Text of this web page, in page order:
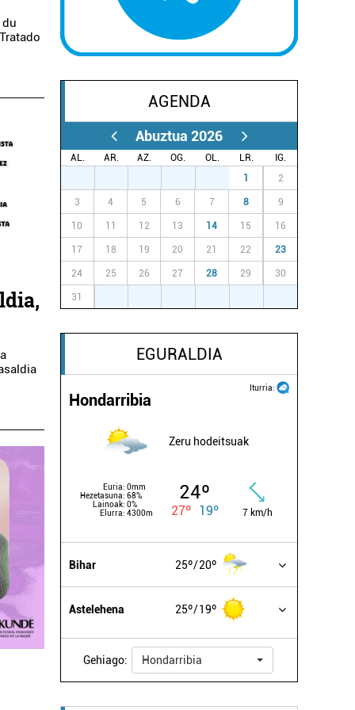
AGENDA
Abuztua 2026
AL. AR. AZ. OG. OL. LR.
IG.
1 2
3 4 5 6 7 8 9
10 11 12 13 14 15 16
17 18 19 20 21 22 23
24 25 26 27 28 29 30
31
EGURALDIA
Iturria:
Hondarribia
Zeru hodeitsuak
Euria: 0mm
Hezetasuna: 68%
Lainoak: 0%
Elurra: 4300m
24º
27º 19º 7 km/h
Bihar 25º 20º
Astelehena 25º 19º
Gehiago: Hondarribia